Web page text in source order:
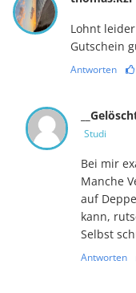
Lohnt
Gutschein
Antworten
Studi
Bei mir
Manche
auf
kann,
Selbst
Antworten